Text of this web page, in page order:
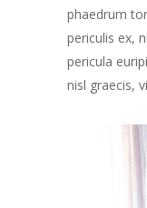
phaedrum
periculis ex,
pericula
nisl graecis,